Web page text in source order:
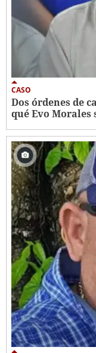
CASO
Dos órdenes de
qué Evo Morales